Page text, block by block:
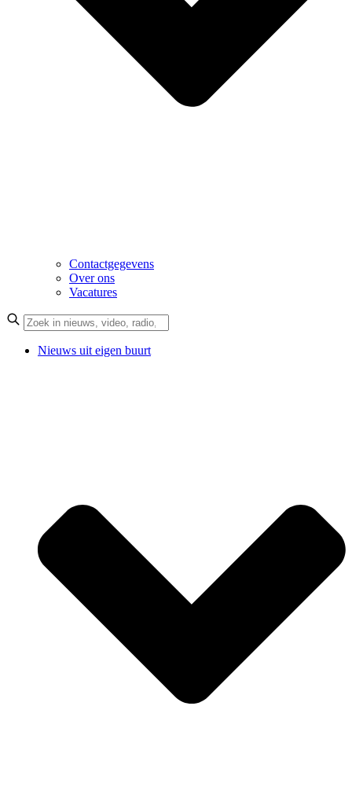
Contactgegevens
Over ons
Vacatures
Nieuws uit eigen buurt